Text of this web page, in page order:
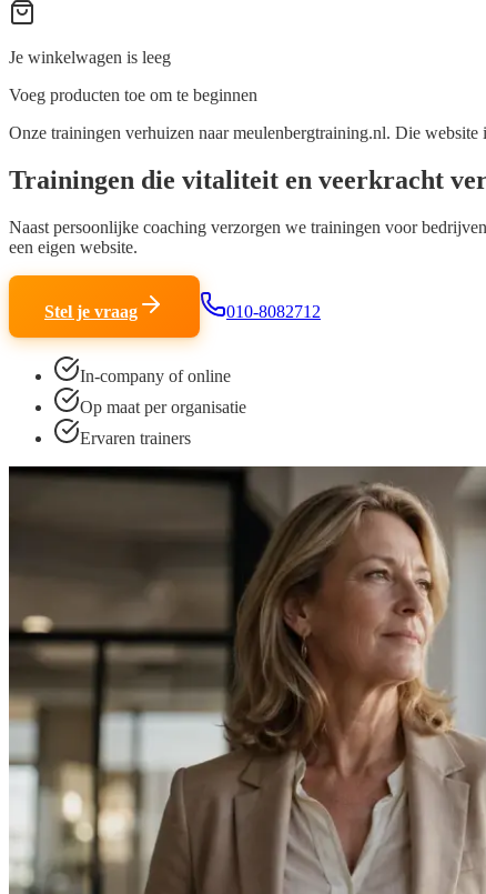
Je winkelwagen is leeg
Voeg producten toe om te beginnen
Onze trainingen verhuizen naar meulenbergtraining.nl. Die website
Trainingen die vitaliteit en veerkracht
Naast persoonlijke coaching verzorgen we trainingen voor
een eigen website.
Stel je vraag 010-8082712
In-company of online
Op maat per organisatie
Ervaren trainers